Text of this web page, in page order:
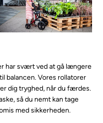
har svært ved at gå længere
balancen. Vores rollatorer
dig tryghed, når du færdes.
så du nemt kan tage
med sikkerheden.